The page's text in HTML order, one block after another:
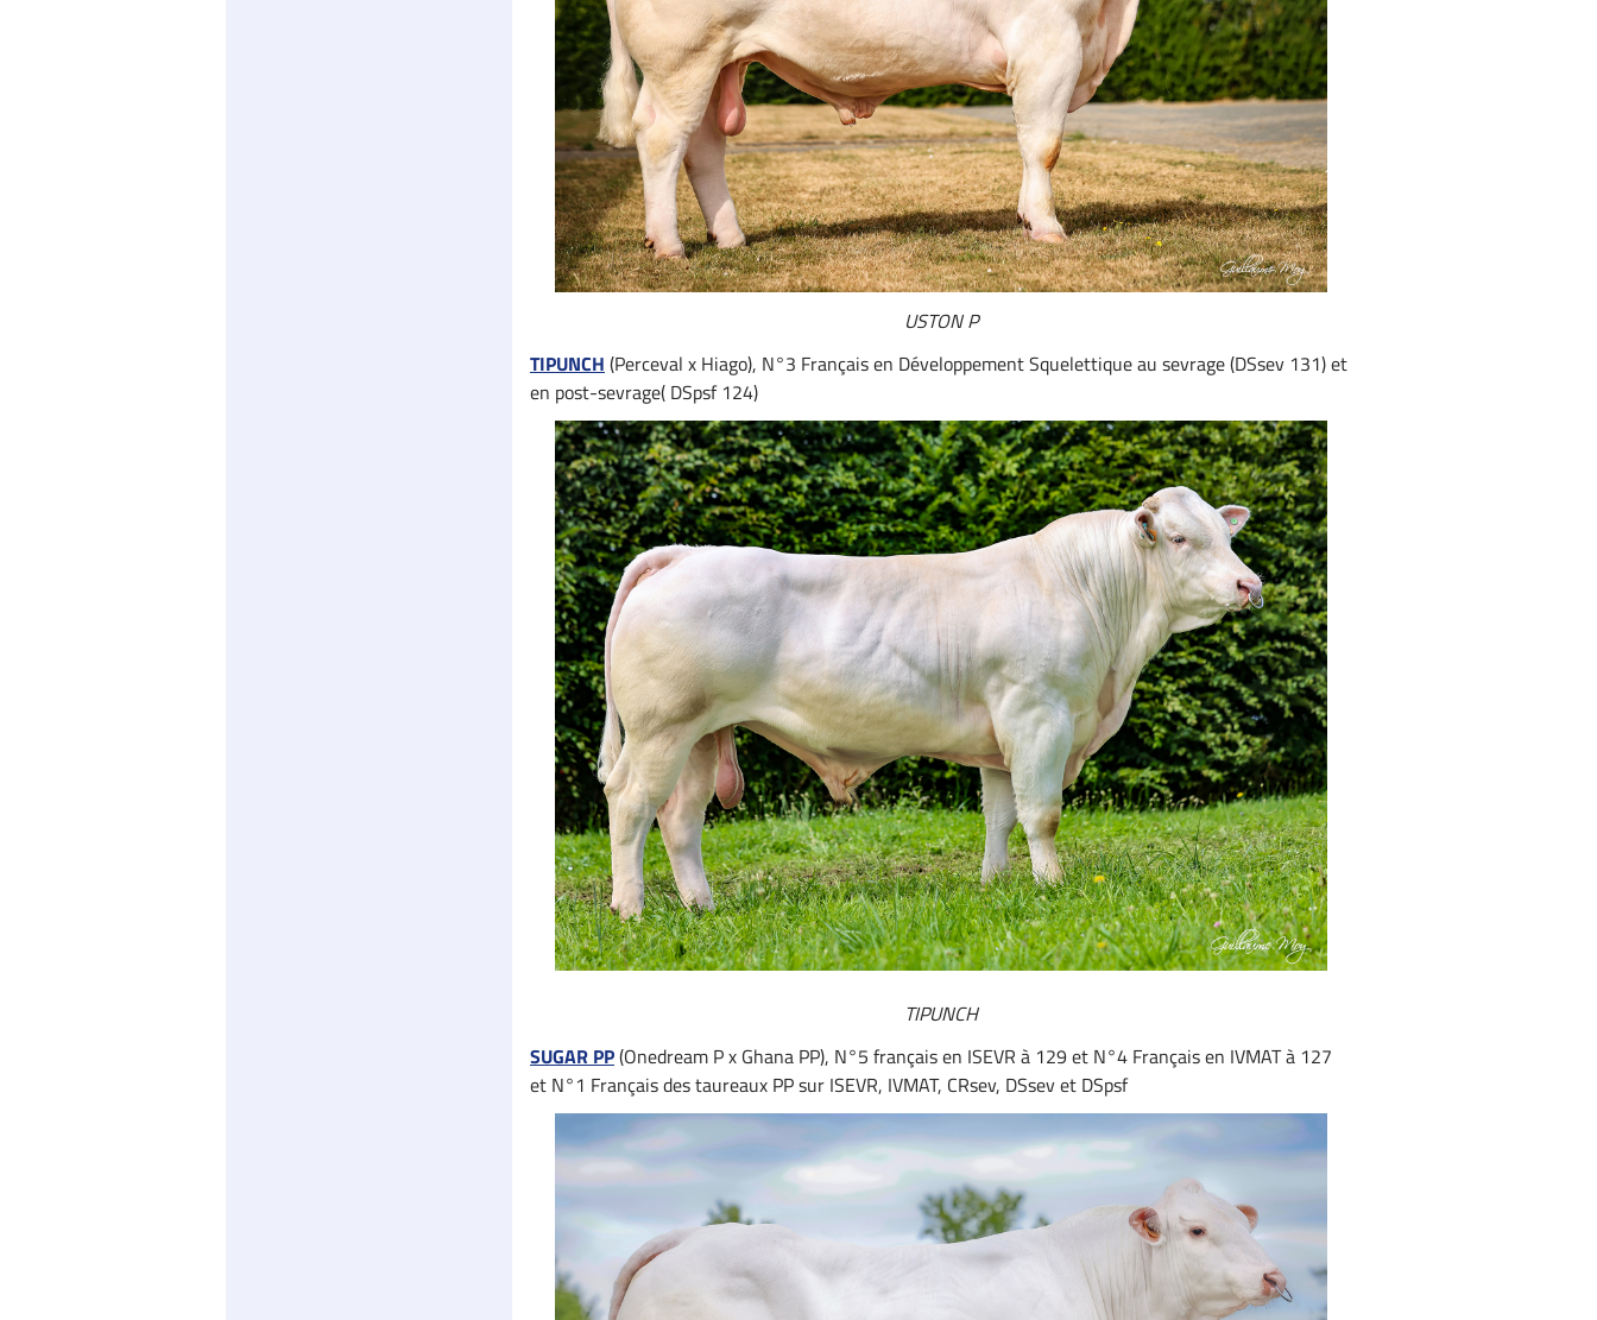
USTON P
TIPUNCH (Perceval x Hiago), N°3 Français en Développement Squelettique au sevrage (DSsev 131) et
en post-sevrage( DSpsf 124)
TIPUNCH
SUGAR PP(Onedream P x Ghana PP), N°5 français en ISEVR à 129 et N°4 Français en IVMAT à 127
et N°1 Français des taureaux PP sur ISEVR, IVMAT, CRsev, DSsev et DSpsf